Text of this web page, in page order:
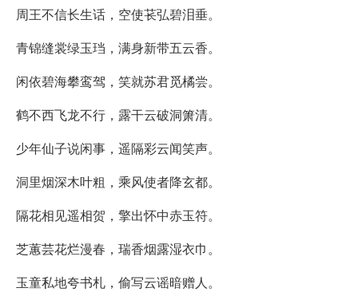
周王不信长生话，空使苌弘碧泪垂。
青锦缝裳绿玉珰，满身新带五云香。
闲依碧海攀鸾驾，笑就苏君觅橘尝。
鹤不西飞龙不行，露干云破洞箫清。
少年仙子说闲事，遥隔彩云闻笑声。
洞里烟深木叶粗，乘风使者降玄都。
隔花相见遥相贺，擎出怀中赤玉符。
芝蕙芸花烂漫春，瑞香烟露湿衣巾。
玉童私地夸书札，偷写云谣暗赠人。